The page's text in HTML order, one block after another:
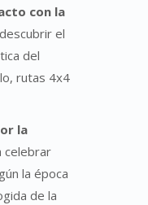
con la
el
del
rutas 4x4
la
celebrar
la época
de la